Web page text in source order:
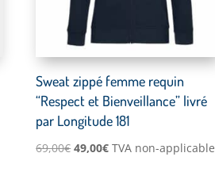
Sweat zippé femme requin
“Respect et Bienveillance” livré
par Longitude 181
69,00€Le
49,00€Le
TVA non-applicable